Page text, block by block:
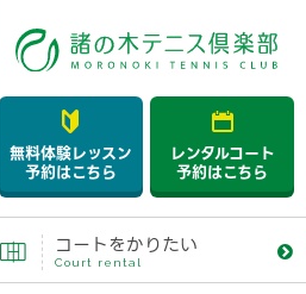

無料体験レッスン
予約はこちら

レンタルコート
予約はこちら
 コートをかりたい
Court rental
